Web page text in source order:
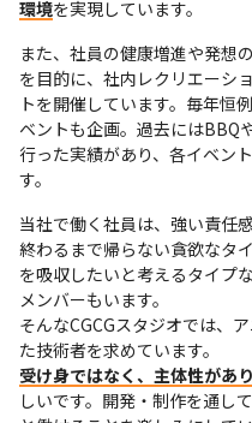
環境を実現しています。
また、社員の健康増進や発想
を目的に、社内レクリエーシ
トを開催しています。毎年恒
ベントも企画。過去にはBBQ
行った実績があり、各イベン
す。
当社で働く社員は、強い責任
終わるまで帰らない貪欲なタ
を吸収したいと考えるタイプ
メンバーもいます。
そんなCGCGスタジオでは、
受け身ではなく、主体性があ
しいです。開発・制作を通し